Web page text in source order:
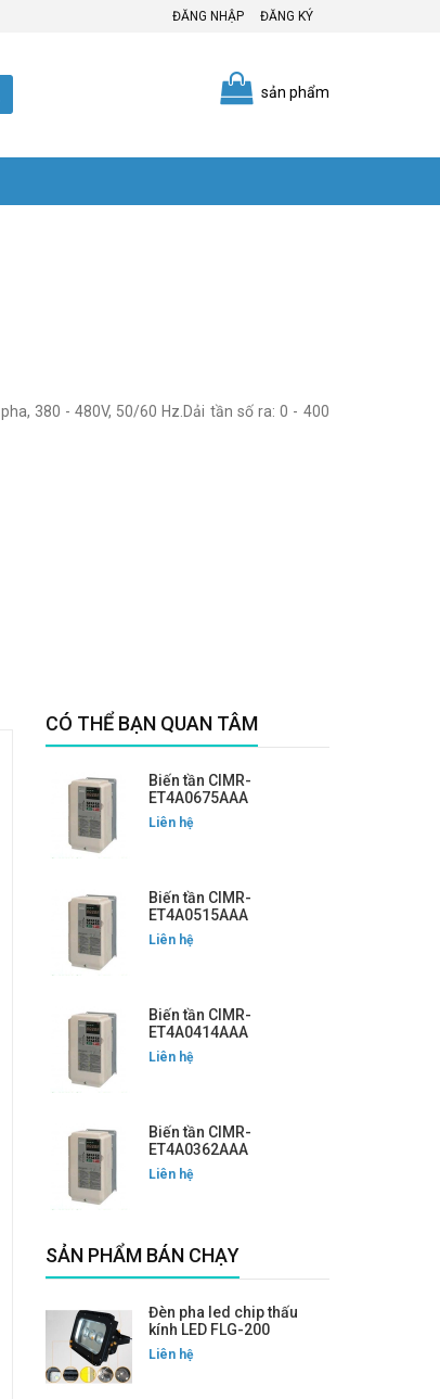
ĐĂNG NHẬP ĐĂNG KÝ
sản phẩm
380 - 480V, 50/60 Hz.Dải tần số ra: 0 - 400
CÓ THỂ BẠN QUAN TÂM
Biến tần CIMR-
ET4A0675AAA
Liên hệ
Biến tần CIMR-
ET4A0515AAA
Liên hệ
Biến tần CIMR-
ET4A0414AAA
Liên hệ
Biến tần CIMR-
ET4A0362AAA
Liên hệ
SẢN PHẨM BÁN CHẠY
Đèn pha led chip thấu
kính LED FLG-200
Liên hệ